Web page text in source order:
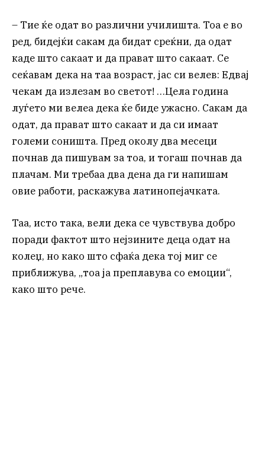
– Тие ќе одат во различни училишта. Тоа е во
ред, бидејќи сакам да бидат среќни, да одат
каде што сакаат и да прават што сакаат. Се
сеќавам дека на таа возраст, јас си велев: Едвај
чекам да излезам во светот! …Цела година
луѓето ми велеа дека ќе биде ужасно. Сакам да
одат, да прават што сакаат и да си имаат
големи соништа. Пред околу два месеци
почнав да пишувам за тоа, и тогаш почнав да
плачам. Ми требаа два дена да ги напишам
овие работи, раскажува латинопејачката.
Таа, исто така, вели дека се чувствува добро
поради фактот што нејзините деца одат на
колеџ, но како што сфаќа дека тој миг се
приближува, „тоа ја преплавува со емоции“,
како што рече.